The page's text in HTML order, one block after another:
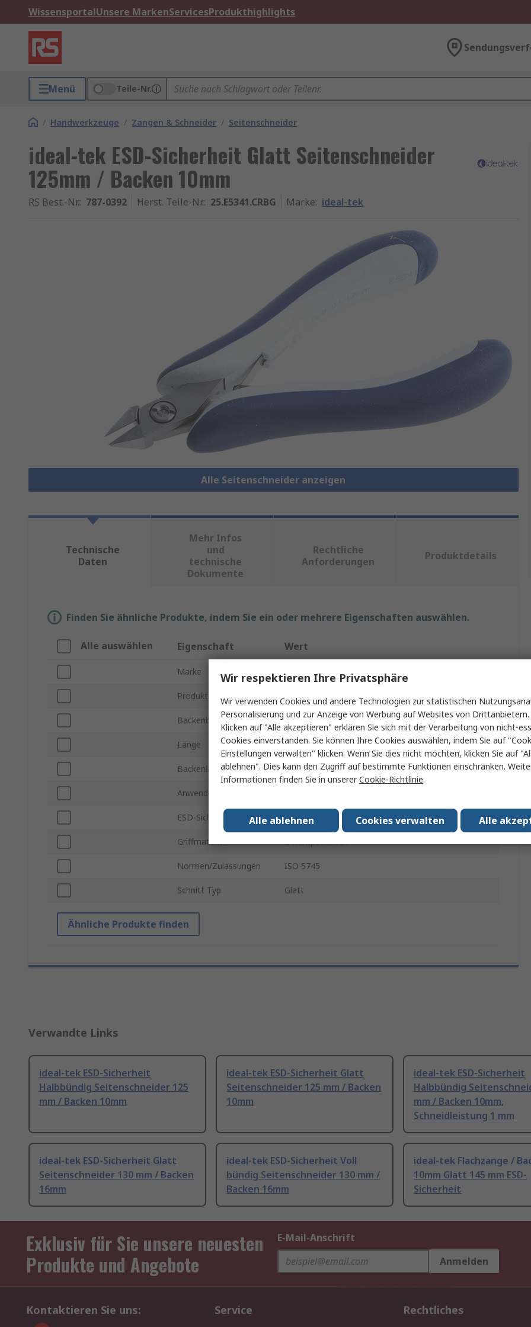
WissensportalUnsere MarkenServicesProdukthighlights
Menü Teile-Nr.
/ Handwerkzeuge / Zangen & Schneider / Seitenschneider
ideal-tek ESD-Sicherheit Glatt Seitenschneider
125mm / Backen 10mm
RS Best.-Nr.: 787-0392 Herst. Teile-Nr.: 25.E5341.CRBG Marke: ideal-tek
Alle Seitenschneider anzeigen
Technische
Daten
Mehr Infos
und
technische
Dokumente
Rechtliche
Anforderungen
Produktdetails
Finden Sie ähnliche Produkte, indem Sie ein oder mehrere Eigenschaften auswählen.
Alle auswählen Eigenschaft Wert
Marke ideal-tek
Produkt Typ Seitenschneider
Backenbreite 6.4mm
Länge 125mm
Backenlänge 10mm
Anwendung
ESD-Sicherheit Ja
Griffmaterial 2-Komponenten
Normen/Zulassungen ISO 5745
Schnitt Typ Glatt
Ähnliche Produkte finden
Verwandte Links
ideal-tek ESD-Sicherheit
Halbbündig Seitenschneider 125
mm / Backen 10mm
ideal-tek ESD-Sicherheit Glatt
Seitenschneider 125 mm / Backen
10mm
ideal-tek ESD-Sicherheit
Halbbündig
mm / Backen 10mm,
Schneidleistung 1 mm
ideal-tek ESD-Sicherheit Glatt
Seitenschneider 130 mm / Backen
16mm
ideal-tek ESD-Sicherheit Voll
bündig Seitenschneider 130 mm /
Backen 16mm
ideal-tek Flachzange /
10mm Glatt 145 mm ESD-
Sicherheit
Exklusiv für Sie unsere neuesten
Produkte und Angebote
E-Mail-Anschrift
Anmelden
Kontaktieren Sie uns: Service Rechtliches
Wir respektieren Ihre Privatsphäre
Wir verwenden Cookies und andere Technologien zur statistischen
Personalisierung und zur Anzeige von Werbung auf Websites von
Klicken auf "Alle akzeptieren" erklären Sie sich mit der Verarbeitung von nicht-
Cookies einverstanden. Sie können Ihre Cookies auswählen, indem Sie auf
Einstellungen verwalten" klicken. Wenn Sie dies nicht möchten, klicken Sie auf
ablehnen". Dies kann den Zugriff auf bestimmte Funktionen einschränken.
Informationen finden Sie in unsererCookie-Richtlinie.
Alle
Cookies verwalten
Alle ablehnen